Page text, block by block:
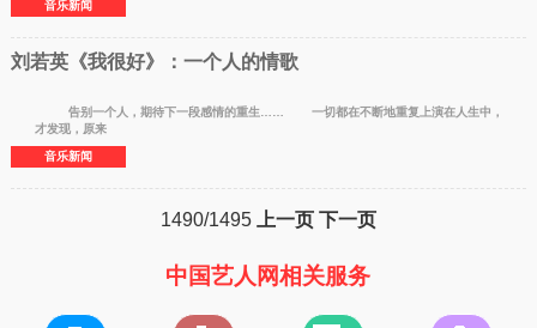
音乐新闻
刘若英《我很好》：一个人的情歌
告别一个人，期待下一段感情的重生…… 一切都在不断地重复上演在人生中，
才发现，原来
音乐新闻
1490/1495 上一页 下一页
中国艺人网相关服务